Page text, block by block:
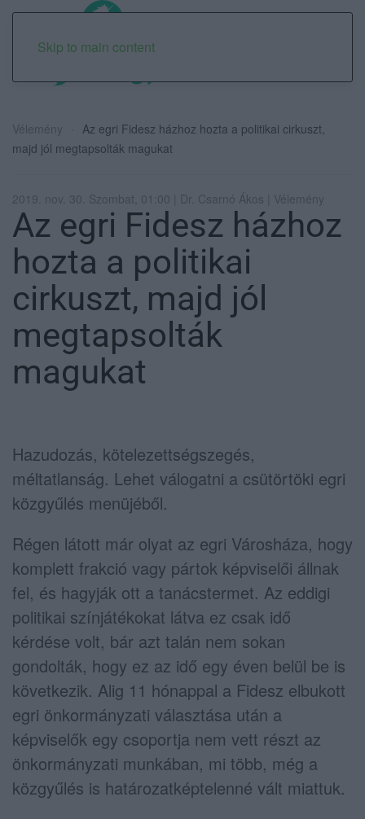
Skip to main content
Vélemény
Az egri Fidesz házhoz hozta a politikai cirkuszt,
majd jól megtapsolták magukat
2019. nov. 30. Szombat, 01:00 | Dr. Csarnó Ákos | Vélemény
Az egri Fidesz házhoz
hozta a politikai
cirkuszt, majd jól
megtapsolták
magukat
Hazudozás, kötelezettségszegés,
méltatlanság. Lehet válogatni a csütörtöki egri
közgyűlés menüjéből.
Régen látott már olyat az egri Városháza, hogy
komplett frakció vagy pártok képviselői állnak
fel, és hagyják ott a tanácstermet. Az eddigi
politikai színjátékokat látva ez csak idő
kérdése volt, bár azt talán nem sokan
gondolták, hogy ez az idő egy éven belül be is
következik. Alig 11 hónappal a Fidesz elbukott
egri önkormányzati választása után a
képviselők egy csoportja nem vett részt az
önkormányzati munkában, mi több, még a
közgyűlés is határozatképtelenné vált miattuk.